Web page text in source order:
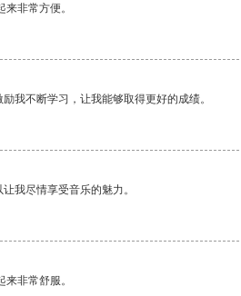
非常方便。
我不断学习，让我能够取得更好的成绩。
我尽情享受音乐的魅力。
非常舒服。